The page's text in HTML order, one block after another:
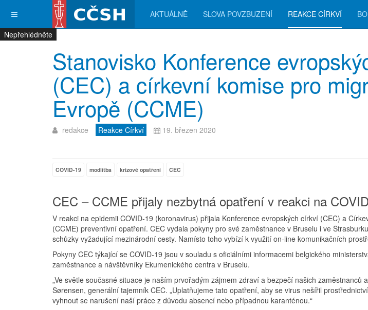
AKTUÁLNĚ SLOVA POVZBUZENÍ REAKCE CÍRKVÍ
Stanovisko Konference
(CEC) a církevní komise pro
Evropě (CCME)
redakce Reakce Církví 19. březen 2020
COVID-19 modlitba krizové opatření CEC
CEC – CCME přijaly nezbytná opatření v reakci na
V reakci na epidemii COVID-19 (koronavirus) přijala Konference evropských církví (CEC) a
(CCME) preventivní opatření. CEC vydala pokyny pro své zaměstnance v Bruselu i ve
schůzky vyžadující mezinárodní cesty. Namísto toho vybízí k využití on-line komunikačních
Pokyny CEC týkající se COVID-19 jsou v souladu s oficiálními informacemi belgického
zaměstnance a návštěvníky Ekumenického centra v Bruselu.
„Ve světle současné situace je naším prvořadým zájmem zdraví a bezpečí našich zaměstnanců
Sørensen, generální tajemník CEC. „Uplatňujeme tato opatření, aby se virus nešířil
vyhnout se narušení naší práce z důvodu absencí nebo případnou karanténou.“
Nepřehlédněte
Nepřehlédněte
Nepřehlédněte
Nepřehlédněte